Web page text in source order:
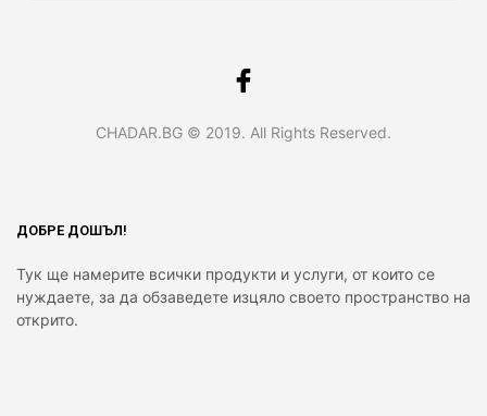
CHADAR.BG © 2019. All Rights Reserved.
ДОБРЕ ДОШЪЛ!
Тук ще намерите всички продукти и услуги, от които се
нуждаете, за да обзаведете изцяло своето пространство на
открито.